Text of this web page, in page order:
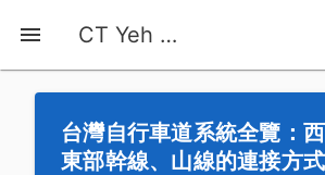
CT Yeh 公路車基地
首頁 運動知識
台灣自行車道系統全覽：西
東部幹線、山線的連接方式